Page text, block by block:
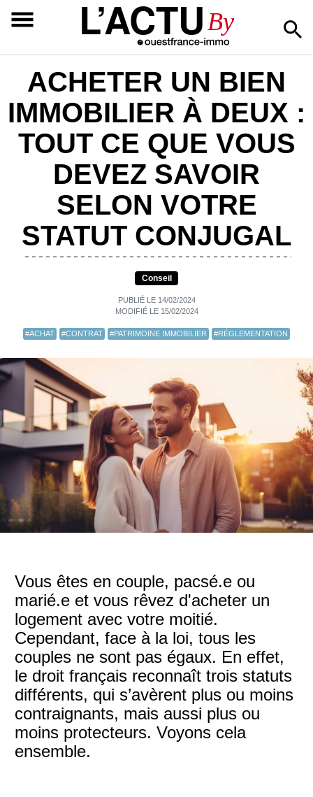
L’ACTUBy
ACHETER UN BIEN
IMMOBILIER À DEUX :
TOUT CE QUE VOUS
DEVEZ SAVOIR
SELON VOTRE
STATUT CONJUGAL
Conseil
PUBLIÉ LE 14/02/2024
MODIFIÉ LE 15/02/2024
#ACHAT #CONTRAT #PATRIMOINE IMMOBILIER #RÉGLEMENTATION
Vous êtes en couple, pacsé.e ou
marié.e et vous rêvez d'acheter un
logement avec votre moitié.
Cependant, face à la loi, tous les
couples ne sont pas égaux. En effet,
le droit français reconnaît trois statuts
différents, qui s’avèrent plus ou moins
contraignants, mais aussi plus ou
moins protecteurs. Voyons cela
ensemble.